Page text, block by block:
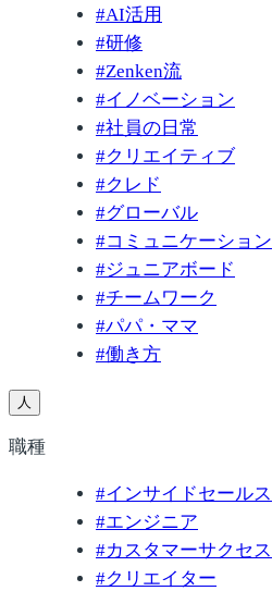
#AI活用
#研修
#Zenken流
#イノベーション
#社員の日常
#クリエイティブ
#クレド
#グローバル
#コミュニケーション
#ジュニアボード
#チームワーク
#パパ・ママ
#働き方
人
職種
#インサイドセールス
#エンジニア
#カスタマーサクセス
#クリエイター